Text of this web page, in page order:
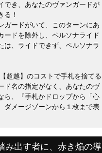
でき、あなたのヴァンガードが
る！
ガードがいて、このターンにあ
ードを除外し、ペルソナライド
は、ライドできず、ペルソナラ
超越】のコストで手札を捨てる
ド名の指定がなく、あなたのヴ
ら、『手札かドロップから「心
ダメージゾーンから１枚まで表
み出す者に、赤き焔の導